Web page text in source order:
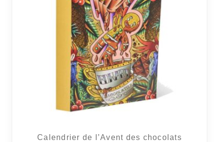
Calendrier de l’Avent des chocolats